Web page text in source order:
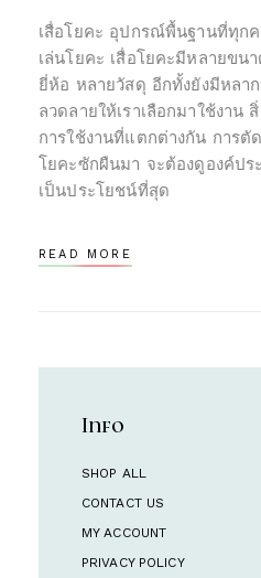
เสื่อโยคะ อุปกรณ์พื้นฐานที่ทุก
เล่นโยคะ เสื่อโยคะมีหลายขน
ยี่ห้อ หลายวัสดุ อีกทั้งยังมีหลา
ลวดลายให้เราเลือกมาใช้งาน
การใช้งานที่แตกต่างกัน การตั
โยคะซักผืนมา จะต้องดูองค์ปร
เป็นประโยชน์ที่สุด
READ MORE
Info
SHOP ALL
CONTACT US
MY ACCOUNT
PRIVACY POLICY